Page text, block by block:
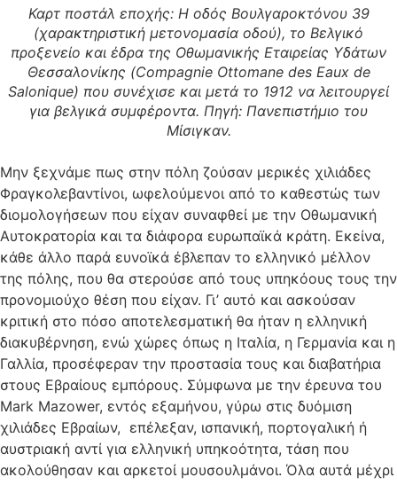
Καρτ ποστάλ εποχής: Η οδός Βουλγαροκτόνου 39
(χαρακτηριστική μετονομασία οδού), το Βελγικό
προξενείο και έδρα της Οθωμανικής Εταιρείας Υδάτων
Θεσσαλονίκης (Compagnie Ottomane des Eaux de
Salonique) που συνέχισε και μετά το 1912 να λειτουργεί
για βελγικά συμφέροντα. Πηγή: Πανεπιστήμιο του
Μίσιγκαν.
Μην ξεχνάμε πως στην πόλη ζούσαν μερικές χιλιάδες
Φραγκολεβαντίνοι, ωφελούμενοι από το καθεστώς των
διομολογήσεων που είχαν συναφθεί με την Οθωμανική
Αυτοκρατορία και τα διάφορα ευρωπαϊκά κράτη. Εκείνα,
κάθε άλλο παρά ευνοϊκά έβλεπαν το ελληνικό μέλλον
της πόλης, που θα στερούσε από τους υπηκόους τους την
προνομιούχο θέση που είχαν. Γι’ αυτό και ασκούσαν
κριτική στο πόσο αποτελεσματική θα ήταν η ελληνική
διακυβέρνηση, ενώ χώρες όπως η Ιταλία, η Γερμανία και η
Γαλλία, προσέφεραν την προστασία τους και διαβατήρια
στους Εβραίους εμπόρους. Σύμφωνα με την έρευνα του
Mark Mazower, εντός εξαμήνου, γύρω στις δυόμιση
χιλιάδες Εβραίων, επέλεξαν, ισπανική, πορτογαλική ή
αυστριακή αντί για ελληνική υπηκοότητα, τάση που
ακολούθησαν και αρκετοί μουσουλμάνοι. Όλα αυτά μέχρι